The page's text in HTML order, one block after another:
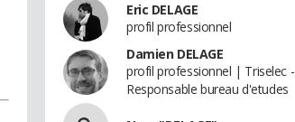
Eric DELAGE
profil professionnel
Damien DELAGE
profil professionnel | Triselec -
Responsable bureau d'etudes